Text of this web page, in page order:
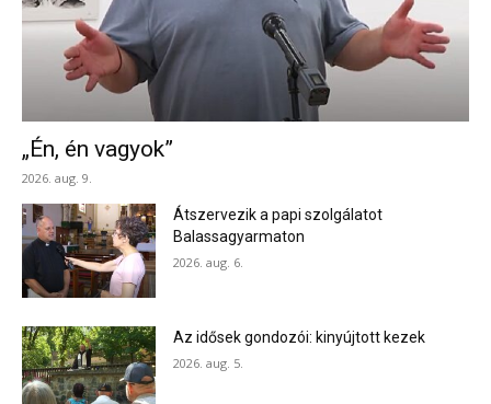
„Én, én vagyok”
2026. aug. 9.
Átszervezik a papi szolgálatot
Balassagyarmaton
2026. aug. 6.
Az idősek gondozói: kinyújtott kezek
2026. aug. 5.